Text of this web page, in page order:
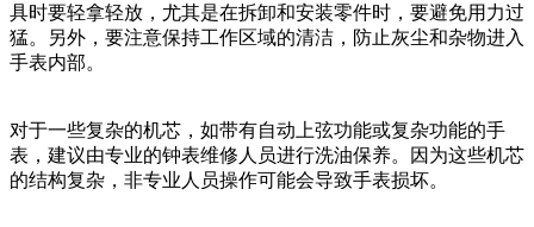
具时要轻拿轻放，尤其是在拆卸和安装零件时，要避免用力过
猛。另外，要注意保持工作区域的清洁，防止灰尘和杂物进入
手表内部。
对于一些复杂的机芯，如带有自动上弦功能或复杂功能的手
表，建议由专业的钟表维修人员进行洗油保养。因为这些机芯
的结构复杂，非专业人员操作可能会导致手表损坏。